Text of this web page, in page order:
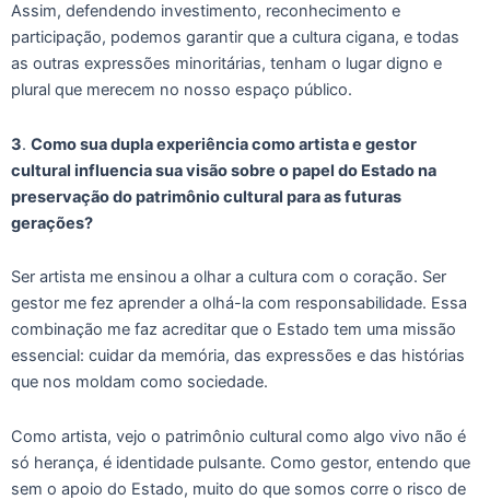
Assim, defendendo investimento, reconhecimento e
participação, podemos garantir que a cultura cigana, e todas
as outras expressões minoritárias, tenham o lugar digno e
plural que merecem no nosso espaço público.
3. Como sua dupla experiência como artista e gestor
cultural influencia sua visão sobre o papel do Estado na
preservação do patrimônio cultural para as futuras
gerações?
Ser artista me ensinou a olhar a cultura com o coração. Ser
gestor me fez aprender a olhá-la com responsabilidade. Essa
combinação me faz acreditar que o Estado tem uma missão
essencial: cuidar da memória, das expressões e das histórias
que nos moldam como sociedade.
Como artista, vejo o patrimônio cultural como algo vivo não é
só herança, é identidade pulsante. Como gestor, entendo que
sem o apoio do Estado, muito do que somos corre o risco de